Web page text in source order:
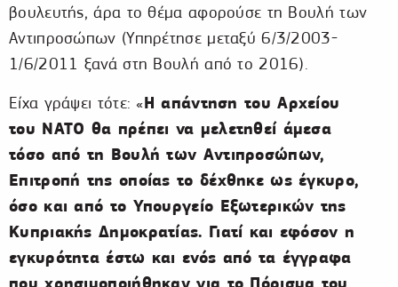
βουλευτής, άρα το θέμα αφορούσε τη Βουλή των
Αντιπροσώπων (Υπηρέτησε μεταξύ 6/3/2003-
1/6/2011 ξανά στη Βουλή από το 2016).
Είχα γράψει τότε: «Η απάντηση του Αρχείου
του ΝΑΤΟ θα πρέπει να μελετηθεί άμεσα
τόσο από τη Βουλή των Αντιπροσώπων,
Επιτροπή της οποίας το δέχθηκε ως έγκυρο,
όσο και από το Υπουργείο Εξωτερικών της
Κυπριακής Δημοκρατίας. Γιατί και εφόσον η
εγκυρότητα έστω και ενός από τα έγγραφα